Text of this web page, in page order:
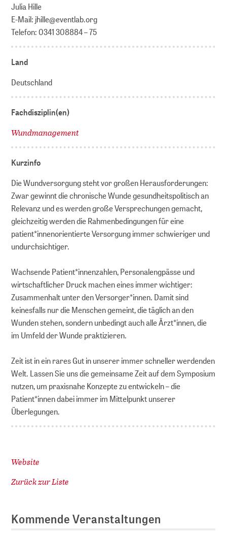
Julia Hille
E-Mail: jhille@eventlab.org
Telefon: 0341 308884 – 75
Land
Deutschland
Fachdisziplin(en)
Wundmanagement
Kurzinfo
Die Wundversorgung steht vor großen Herausforderungen:
Zwar gewinnt die chronische Wunde gesundheitspolitisch an
Relevanz und es werden große Versprechungen gemacht,
gleichzeitig werden die Rahmenbedingungen für eine
patient*innenorientierte Versorgung immer schwieriger und
undurchsichtiger.
Wachsende Patient*innenzahlen, Personalengpässe und
wirtschaftlicher Druck machen eines immer wichtiger:
Zusammenhalt unter den Versorger*innen. Damit sind
keinesfalls nur die Menschen gemeint, die täglich an den
Wunden stehen, sondern unbedingt auch alle Ärzt*innen, die
im Umfeld der Wunde praktizieren.
Zeit ist in ein rares Gut in unserer immer schneller werdenden
Welt. Lassen Sie uns die gemeinsame Zeit auf dem Symposium
nutzen, um praxisnahe Konzepte zu entwickeln – die
Patient*innen dabei immer im Mittelpunkt unserer
Überlegungen.
Website
Zurück zur Liste
Kommende Veranstaltungen